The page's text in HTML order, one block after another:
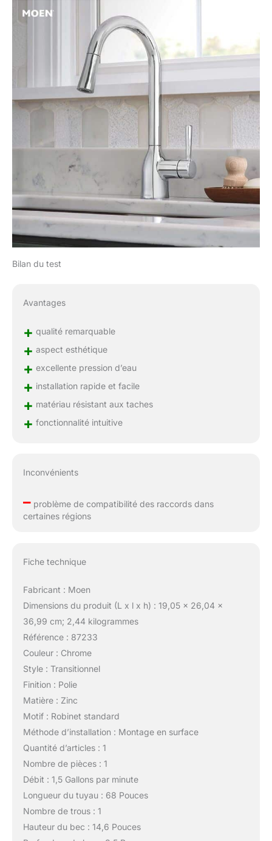
Bilan du test
Avantages
+ qualité remarquable
+ aspect esthétique
+ excellente pression d’eau
+ installation rapide et facile
+ matériau résistant aux taches
+ fonctionnalité intuitive
Inconvénients
–problème de compatibilité des raccords dans
certaines régions
Fiche technique
Fabricant : Moen
Dimensions du produit (L x l x h) : 19,05 x 26,04 x
36,99 cm; 2,44 kilogrammes
Référence : 87233
Couleur : Chrome
Style : Transitionnel
Finition : Polie
Matière : Zinc
Motif : Robinet standard
Méthode d’installation : Montage en surface
Quantité d’articles : 1
Nombre de pièces : 1
Débit : 1,5 Gallons par minute
Longueur du tuyau : 68 Pouces
Nombre de trous : 1
Hauteur du bec : 14,6 Pouces